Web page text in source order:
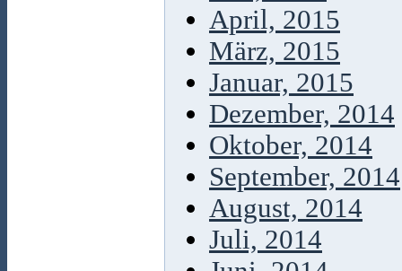
April, 2015
März, 2015
Januar, 2015
Dezember, 2014
Oktober, 2014
September, 2014
August, 2014
Juli, 2014